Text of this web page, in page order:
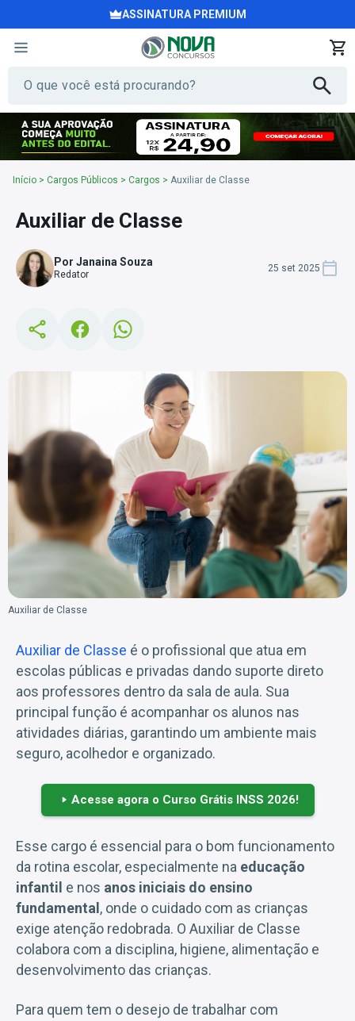
ASSINATURA PREMIUM
Início > Cargos Públicos > Cargos > Auxiliar de Classe
Auxiliar de Classe
Por Janaina Souza
Redator
25 set 2025
Auxiliar de Classe
Auxiliar de Classe é o profissional que atua em
escolas públicas e privadas dando suporte direto
aos professores dentro da sala de aula. Sua
principal função é acompanhar os alunos nas
atividades diárias, garantindo um ambiente mais
seguro, acolhedor e organizado.
Acesse agora o Curso Grátis INSS 2026!
Esse cargo é essencial para o bom funcionamento
da rotina escolar, especialmente na educação
infantil e nos anos iniciais do ensino
fundamental, onde o cuidado com as crianças
exige atenção redobrada. O Auxiliar de Classe
colabora com a disciplina, higiene, alimentação e
desenvolvimento das crianças.
Para quem tem o desejo de trabalhar com